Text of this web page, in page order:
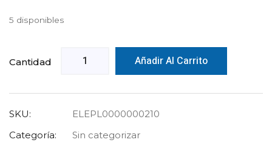
5 disponibles
Cantidad Añadir Al Carrito
SKU:
ELEPL0000000210
Categoría:
Sin categorizar